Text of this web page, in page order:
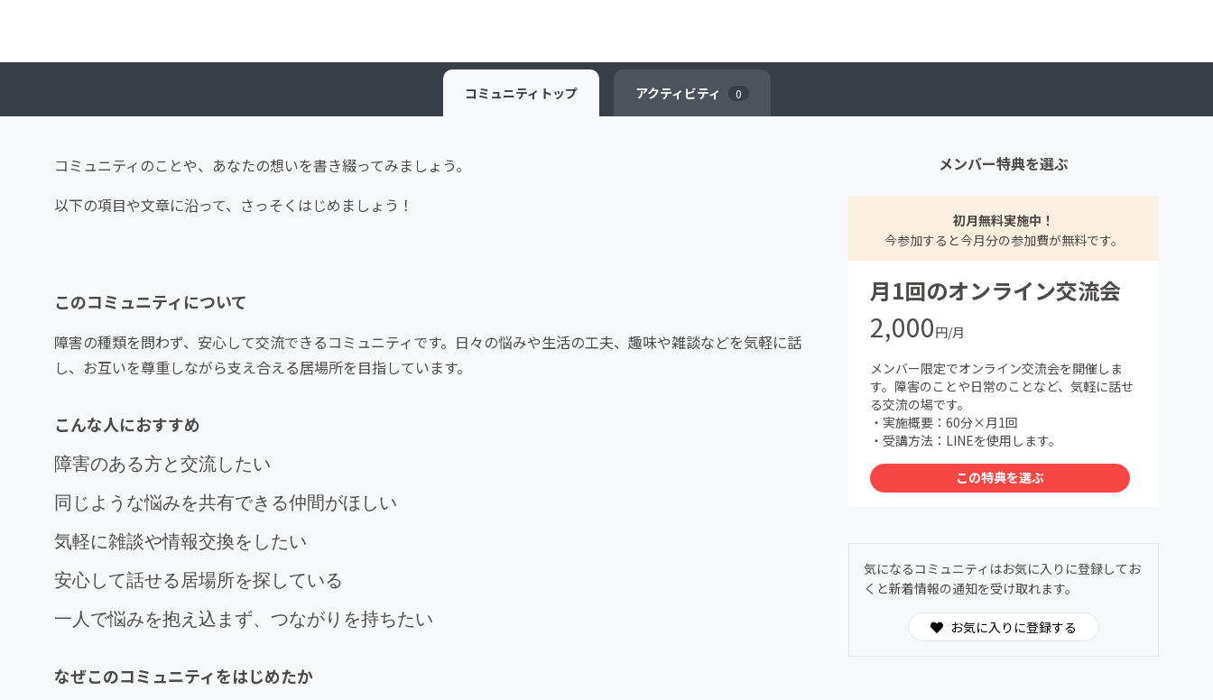
コミュニティ トップ アクティビティ 0
コミュニティのことや、あなたの想いを書き綴ってみましょう。
以下の項目や文章に沿って、さっそくはじめましょう！
このコミュニティについて
障害の種類を問わず、安心して交流できるコミュニティです。日々の悩みや生活の工夫、趣味や雑談などを気軽に話
し、お互いを尊重しながら支え合える居場所を目指しています。
こんな人におすすめ
障害のある方と交流したい
同じような悩みを共有できる仲間がほしい
気軽に雑談や情報交換をしたい
安心して話せる居場所を探している
一人で悩みを抱え込まず、つながりを持ちたい
なぜこのコミュニティをはじめたか
メンバー特典を選ぶ
初月無料実施中！
今参加すると今月分の参加費が無料です。
月1回のオンライン交流会
2,000円/月
メンバー限定でオンライン交流会を開催しま
す。障害のことや日常のことなど、気軽に話せ
る交流の場です。
・実施概要：60分×月1回
・受講方法：LINEを使用します。
この特典を選ぶ
気になるコミュニティはお気に入りに登録してお
くと新着情報の通知を受け取れます。
お気に入りに登録する